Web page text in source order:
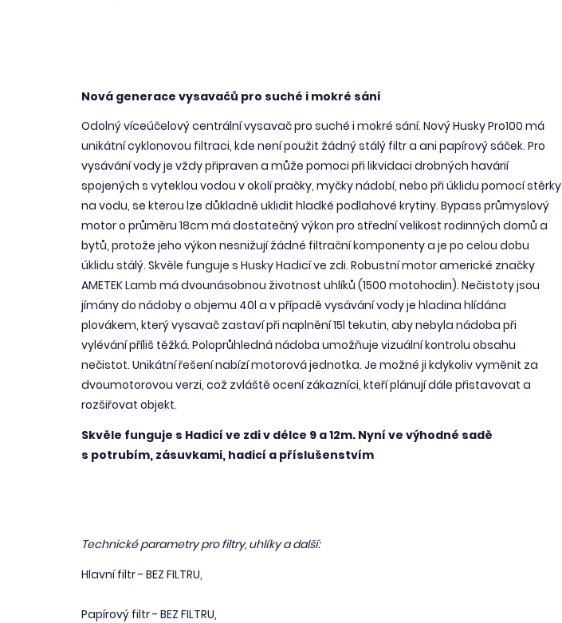
Nová generace vysavačů pro suché i mokré sání
Odolný víceúčelový centrální vysavač pro suché i mokré sání. Nový Husky Pro100 má
unikátní cyklonovou filtraci, kde není použit žádný stálý filtr a ani papírový sáček. Pro
vysávání vody je vždy připraven a může pomoci při likvidaci drobných havárií
spojených s vyteklou vodou v okolí pračky, myčky nádobí, nebo při úklidu pomocí stěrky
na vodu, se kterou lze důkladně uklidit hladké podlahové krytiny. Bypass průmyslový
motor o průměru 18cm má dostatečný výkon pro střední velikost rodinných domů a
bytů, protože jeho výkon nesnižují žádné filtrační komponenty a je po celou dobu
úklidu stálý. Skvěle funguje s Husky Hadicí ve zdi. Robustní motor americké značky
AMETEK Lamb má dvounásobnou životnost uhlíků (1500 motohodin). Nečistoty jsou
jímány do nádoby o objemu 40l a v případě vysávání vody je hladina hlídána
plovákem, který vysavač zastaví při naplnění 15l tekutin, aby nebyla nádoba při
vylévání příliš těžká. Poloprůhledná nádoba umožňuje vizuální kontrolu obsahu
nečistot. Unikátní řešení nabízí motorová jednotka. Je možné ji kdykoliv vyměnit za
dvoumotorovou verzi, což zvláště ocení zákazníci, kteří plánují dále přistavovat a
rozšiřovat objekt.
Skvěle funguje s Hadicí ve zdi v délce 9 a 12m. Nyní ve výhodné sadě
s potrubím, zásuvkami, hadicí a příslušenstvím
Technické parametry pro filtry, uhlíky a další:
Hlavní filtr - BEZ FILTRU,
Papírový filtr - BEZ FILTRU,